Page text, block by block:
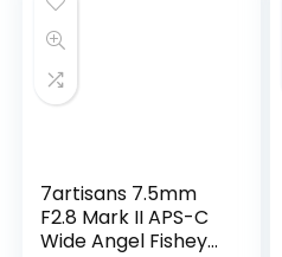
7artisans 7.5mm
F2.8 Mark II APS-C
Wide Angel Fisheye